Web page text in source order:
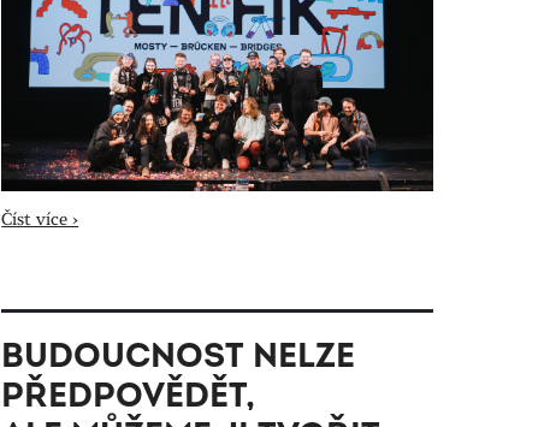
Číst více ›
BUDOUCNOST NELZE
PŘEDPOVĚDĚT,